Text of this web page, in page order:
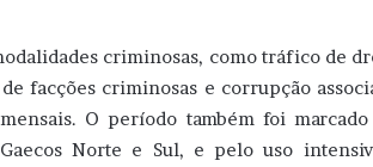
criminosas, como tráfico de
facções criminosas e corrupção
O período também foi
Norte e Sul, e pelo uso